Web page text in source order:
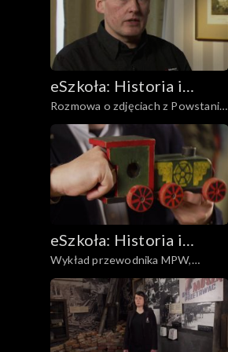
eSzkoła: Historia i
Literatura
Rozmowa o zdjęciach z Powstania,
Warszawa powojenna
eSzkoła: Historia i
Literatura
Wykład przewodnika MPW,
Lokomotywka